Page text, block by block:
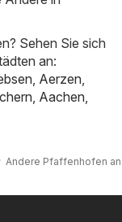
Sehen Sie sich
an:
, Aerzen,
, Aachen,
Andere Pfaffenhofen